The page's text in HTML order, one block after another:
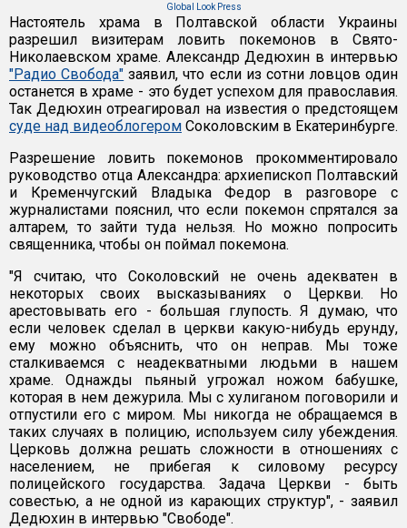
Global Look Press
Настоятель храма в Полтавской области Украины
разрешил визитерам ловить покемонов в Свято-
Николаевском храме. Александр Дедюхин в интервью
"Радио Свобода" заявил, что если из сотни ловцов один
останется в храме - это будет успехом для православия.
Так Дедюхин отреагировал на известия о предстоящем
суде над видеоблогером Соколовским в Екатеринбурге.
Разрешение ловить покемонов прокомментировало
руководство отца Александра: архиепископ Полтавский
и Кременчугский Владыка Федор в разговоре с
журналистами пояснил, что если покемон спрятался за
алтарем, то зайти туда нельзя. Но можно попросить
священника, чтобы он поймал покемона.
"Я считаю, что Соколовский не очень адекватен в
некоторых своих высказываниях о Церкви. Но
арестовывать его - большая глупость. Я думаю, что
если человек сделал в церкви какую-нибудь ерунду,
ему можно объяснить, что он неправ. Мы тоже
сталкиваемся с неадекватными людьми в нашем
храме. Однажды пьяный угрожал ножом бабушке,
которая в нем дежурила. Мы с хулиганом поговорили и
отпустили его с миром. Мы никогда не обращаемся в
таких случаях в полицию, используем силу убеждения.
Церковь должна решать сложности в отношениях с
населением, не прибегая к силовому ресурсу
полицейского государства. Задача Церкви - быть
совестью, а не одной из карающих структур", - заявил
Дедюхин в интервью "Свободе".